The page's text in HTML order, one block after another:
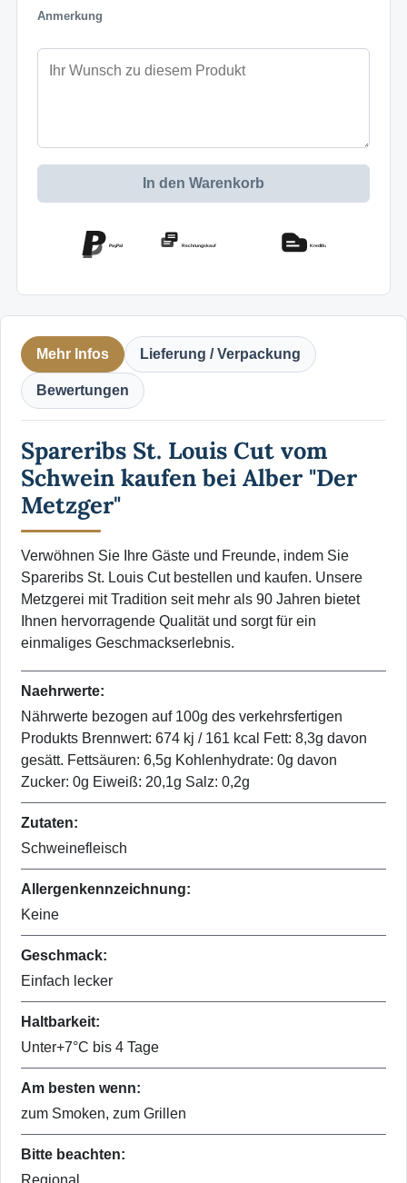
Anmerkung
In den Warenkorb
PayPal Rechnungskauf Kreditkarte
Mehr Infos Lieferung / Verpackung
Bewertungen
Spareribs St. Louis Cut vom
Schwein kaufen bei Alber "Der
Metzger"
Verwöhnen Sie Ihre Gäste und Freunde, indem Sie
Spareribs St. Louis Cut bestellen und kaufen. Unsere
Metzgerei mit Tradition seit mehr als 90 Jahren bietet
Ihnen hervorragende Qualität und sorgt für ein
einmaliges Geschmackserlebnis.
Naehrwerte:
Nährwerte bezogen auf 100g des verkehrsfertigen
Produkts Brennwert: 674 kj / 161 kcal Fett: 8,3g davon
gesätt. Fettsäuren: 6,5g Kohlenhydrate: 0g davon
Zucker: 0g Eiweiß: 20,1g Salz: 0,2g
Zutaten:
Schweinefleisch
Allergenkennzeichnung:
Keine
Geschmack:
Einfach lecker
Haltbarkeit:
Unter+7°C bis 4 Tage
Am besten wenn:
zum Smoken, zum Grillen
Bitte beachten:
Regional